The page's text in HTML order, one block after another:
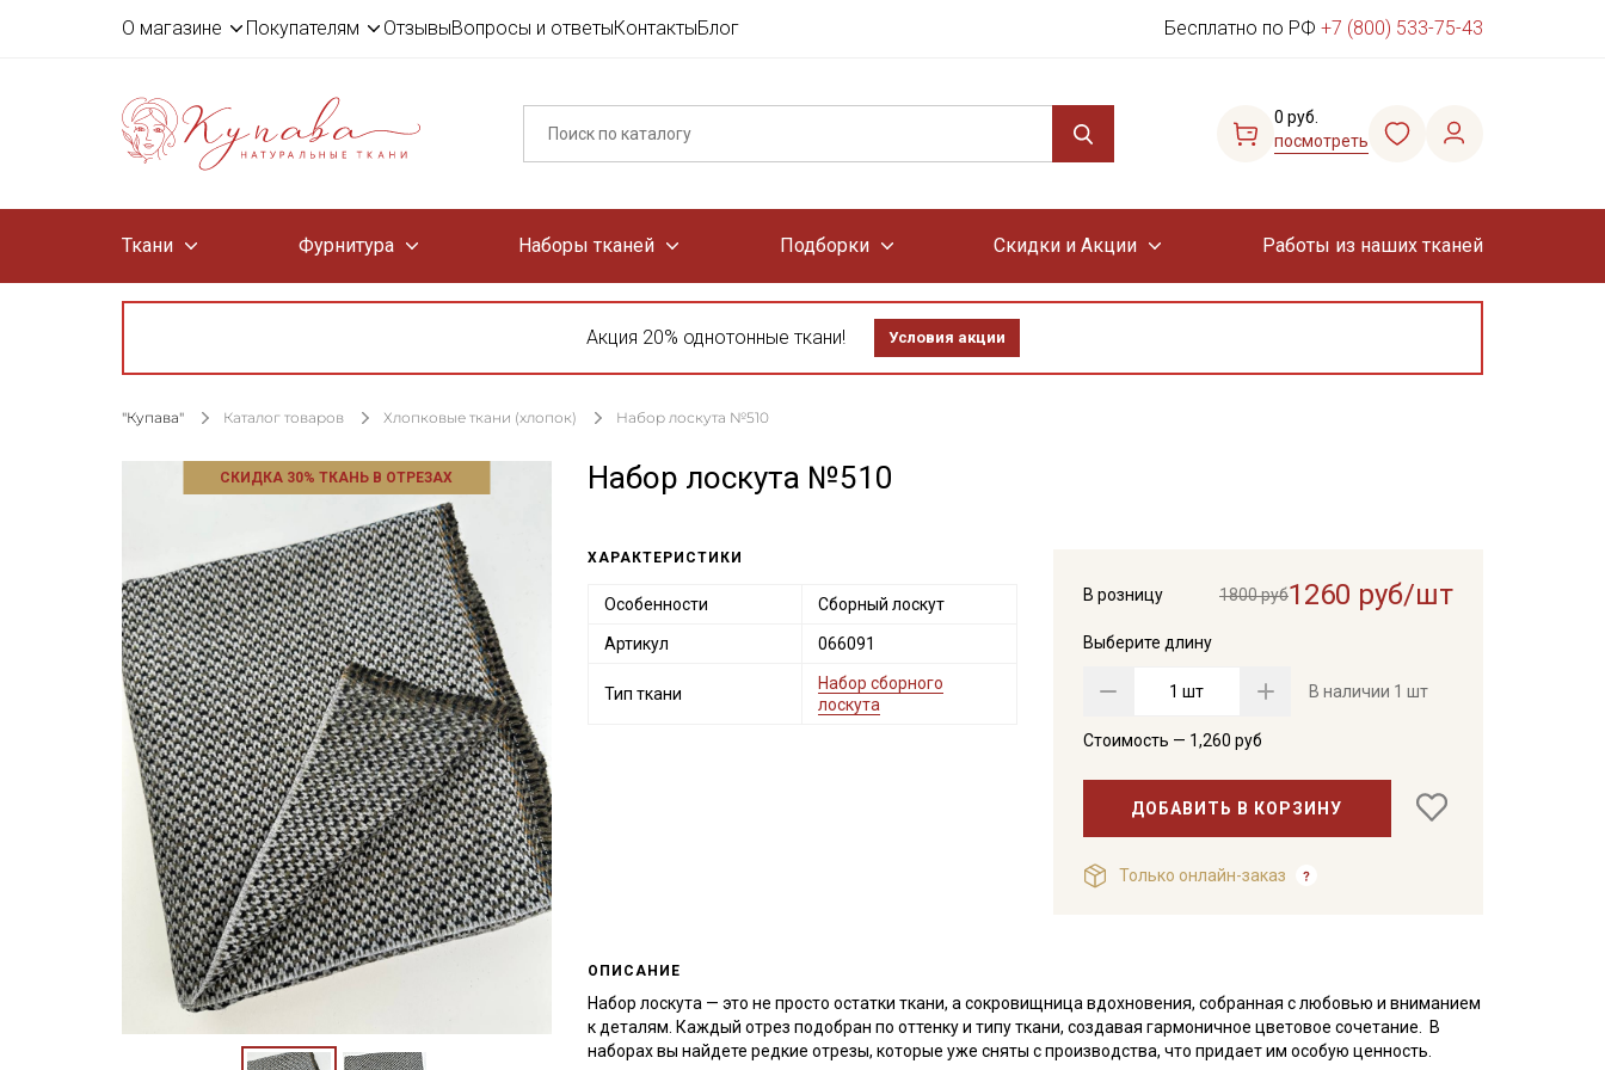
О магазине Покупателям ОтзывыВопросы и ответыКонтактыБлог Бесплатно по РФ +7 (800) 533-75-43
0 руб.
посмотреть
Ткани Фурнитура Наборы тканей Подборки Скидки и Акции Работы из наших тканей
Акция 20% однотонные ткани! Условия акции
"Купава" Каталог товаров Хлопковые ткани (хлопок) Набор лоскута №510
СКИДКА 30% ТКАНЬ В ОТРЕЗАХ Набор лоскута №510
В розницу 1800 руб1260 руб/шт
Выберите длину
шт В наличии 1 шт
Стоимость — 1,260 руб
ДОБАВИТЬ В КОРЗИНУ
Только онлайн-заказ
ХАРАКТЕРИСТИКИ
Особенности Сборный лоскут
Артикул 066091
Тип ткани
Набор сборного
лоскута
ОПИСАНИЕ
Набор лоскута — это не просто остатки ткани, а сокровищница вдохновения, собранная с любовью и вниманием
к деталям. Каждый отрез подобран по оттенку и типу ткани, создавая гармоничное цветовое сочетание. В
наборах вы найдете редкие отрезы, которые уже сняты с производства, что придает им особую ценность.